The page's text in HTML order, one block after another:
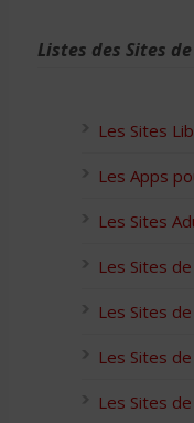
Listes des Sites
Les Sites
Les Apps
Les Sites
Les Sites
Les Sites
Les Sites
Les Sites